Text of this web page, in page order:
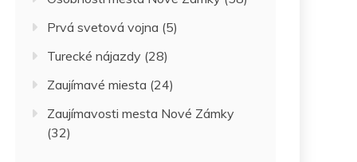
Prvá svetová vojna (5)
Turecké nájazdy (28)
Zaujímavé miesta (24)
Zaujímavosti mesta Nové Zámky
(32)